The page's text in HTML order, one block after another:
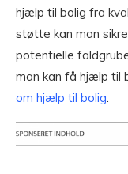
hjælp til bolig fra
støtte kan man
potentielle
man kan få hjælp til
om hjælp til bolig.